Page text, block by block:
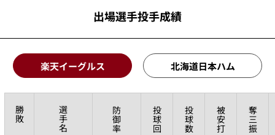
出場選手投手成績
楽天イーグルス 北海道日本ハム
勝
敗
選
手
名
防
御
率
投
球
回
投
球
数
被
安
打
奪
三
振